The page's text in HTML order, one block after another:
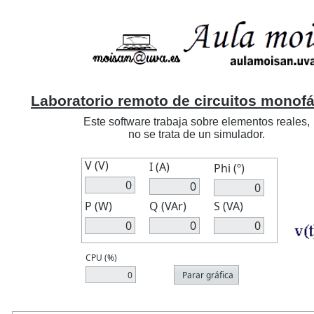
Laboratorio remoto de circuitos
V (V) I (A) Phi (º)
P (W) Q (VAr) S (VA)
Este software trabaja sobre elementos reales,
no se trata de un simulador.
CPU (%)
Parar gráfica